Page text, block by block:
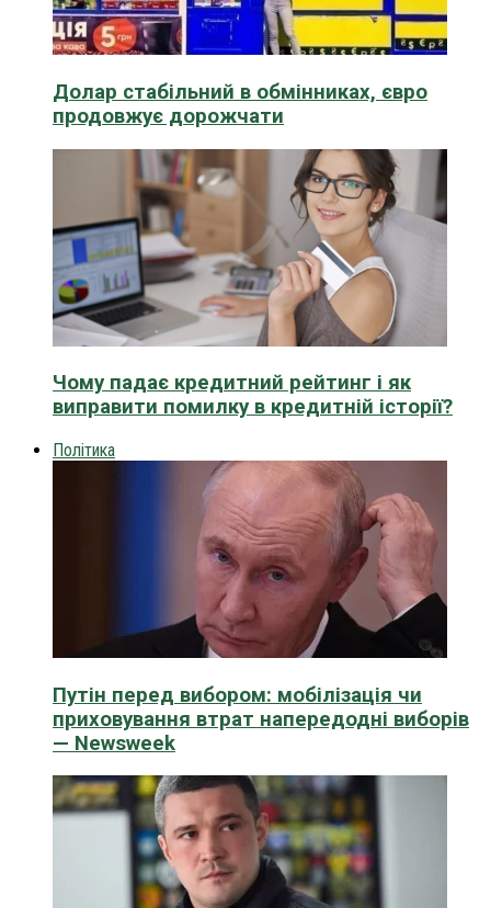
Долар стабільний в обмінниках, євро
продовжує дорожчати
Чому падає кредитний рейтинг і як
виправити помилку в кредитній історії?
Політика
Путін перед вибором: мобілізація чи
приховування втрат напередодні виборів
— Newsweek